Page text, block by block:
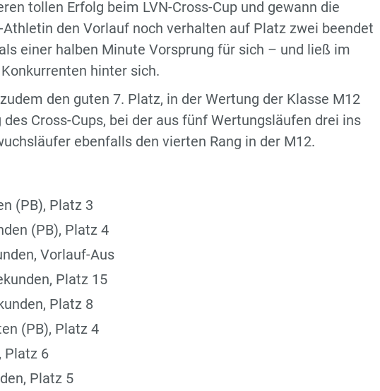
tollen Erfolg beim LVN-Cross-Cup und gewann die
den Vorlauf noch verhalten auf Platz zwei beendet
einer halben Minute Vorsprung für sich – und ließ im
hinter sich.
den guten 7. Platz, in der Wertung der Klasse M12
Cross-Cups, bei der aus fünf Wertungsläufen drei ins
ebenfalls den vierten Rang in der M12.
(PB), Platz 3
(PB), Platz 4
Vorlauf-Aus
Platz 15
Platz 8
(PB), Platz 4
Platz 6
Platz 5